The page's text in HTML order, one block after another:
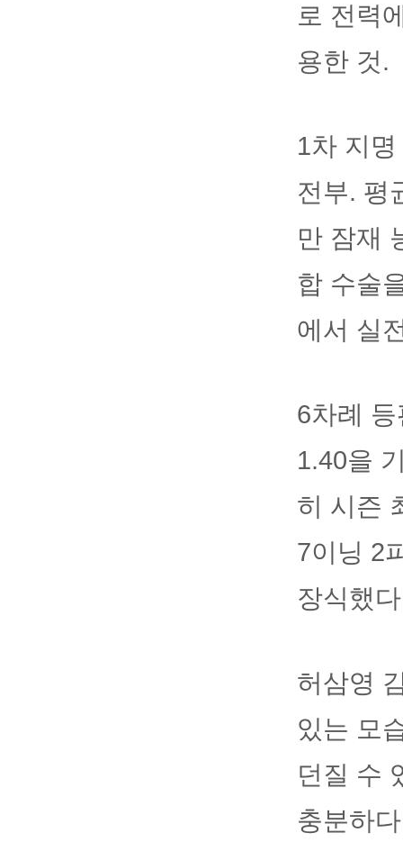
로 전력
용한 것.
1차 지
전부. 평
만 잠재
합 수술
에서 실
6차례
1.40을
히 시즌
7이닝 2
장식했
허삼영
있는 모
던질 수
충분하